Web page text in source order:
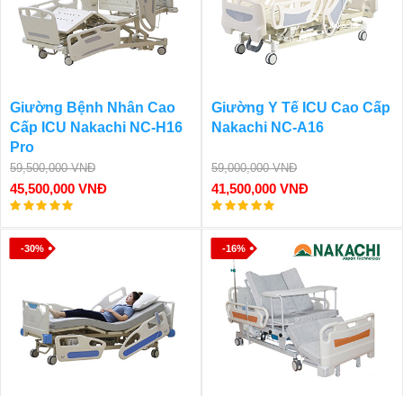
Giường Bệnh Nhân Cao
Cấp ICU Nakachi NC-H16
Pro
59,500,000 VNĐ
45,500,000 VNĐ
Giường Y Tế ICU Cao Cấp
Nakachi NC-A16
59,000,000 VNĐ
41,500,000 VNĐ
-30% -16%